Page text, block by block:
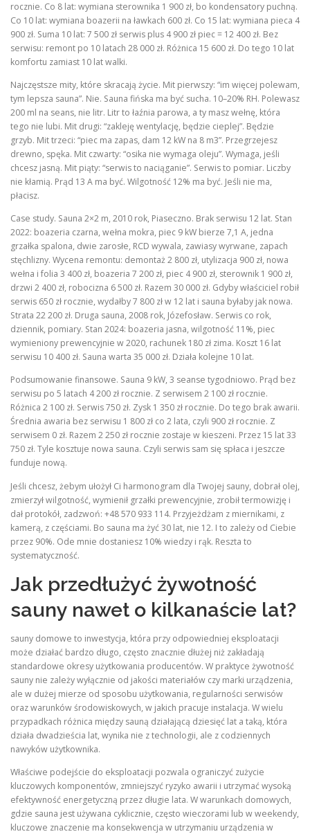
rocznie. Co 8 lat: wymiana sterownika 1 900 zł, bo kondensatory puchną.
Co 10 lat: wymiana boazerii na ławkach 600 zł. Co 15 lat: wymiana pieca 4
900 zł. Suma 10 lat: 7 500 zł serwis plus 4 900 zł piec = 12 400 zł. Bez
serwisu: remont po 10 latach 28 000 zł. Różnica 15 600 zł. Do tego 10 lat
komfortu zamiast 10 lat walki.
Najczęstsze mity, które skracają życie. Mit pierwszy: “im więcej polewam,
tym lepsza sauna”. Nie. Sauna fińska ma być sucha. 10–20% RH. Polewasz
200 ml na seans, nie litr. Litr to łaźnia parowa, a ty masz wełnę, która
tego nie lubi. Mit drugi: “zakleję wentylację, będzie cieplej”. Będzie
grzyb. Mit trzeci: “piec ma zapas, dam 12 kW na 8 m3”. Przegrzejesz
drewno, spęka. Mit czwarty: “osika nie wymaga oleju”. Wymaga, jeśli
chcesz jasną. Mit piąty: “serwis to naciąganie”. Serwis to pomiar. Liczby
nie kłamią. Prąd 13 A ma być. Wilgotność 12% ma być. Jeśli nie ma,
płacisz.
Case study. Sauna 2×2 m, 2010 rok, Piaseczno. Brak serwisu 12 lat. Stan
2022: boazeria czarna, wełna mokra, piec 9 kW bierze 7,1 A, jedna
grzałka spalona, dwie zarosłe, RCD wywala, zawiasy wyrwane, zapach
stęchlizny. Wycena remontu: demontaż 2 800 zł, utylizacja 900 zł, nowa
wełna i folia 3 400 zł, boazeria 7 200 zł, piec 4 900 zł, sterownik 1 900 zł,
drzwi 2 400 zł, robocizna 6 500 zł. Razem 30 000 zł. Gdyby właściciel robił
serwis 650 zł rocznie, wydałby 7 800 zł w 12 lat i sauna byłaby jak nowa.
Strata 22 200 zł. Druga sauna, 2008 rok, Józefosław. Serwis co rok,
dziennik, pomiary. Stan 2024: boazeria jasna, wilgotność 11%, piec
wymieniony prewencyjnie w 2020, rachunek 180 zł zima. Koszt 16 lat
serwisu 10 400 zł. Sauna warta 35 000 zł. Działa kolejne 10 lat.
Podsumowanie finansowe. Sauna 9 kW, 3 seanse tygodniowo. Prąd bez
serwisu po 5 latach 4 200 zł rocznie. Z serwisem 2 100 zł rocznie.
Różnica 2 100 zł. Serwis 750 zł. Zysk 1 350 zł rocznie. Do tego brak awarii.
Średnia awaria bez serwisu 1 800 zł co 2 lata, czyli 900 zł rocznie. Z
serwisem 0 zł. Razem 2 250 zł rocznie zostaje w kieszeni. Przez 15 lat 33
750 zł. Tyle kosztuje nowa sauna. Czyli serwis sam się spłaca i jeszcze
funduje nową.
Jeśli chcesz, żebym ułożył Ci harmonogram dla Twojej sauny, dobrał olej,
zmierzył wilgotność, wymienił grzałki prewencyjnie, zrobił termowizję i
dał protokół, zadzwoń: +48 570 933 114. Przyjeżdżam z miernikami, z
kamerą, z częściami. Bo sauna ma żyć 30 lat, nie 12. I to zależy od Ciebie
przez 90%. Ode mnie dostaniesz 10% wiedzy i rąk. Reszta to
systematyczność.
Jak przedłużyć żywotność
sauny nawet o kilkanaście lat?
sauny domowe to inwestycja, która przy odpowiedniej eksploatacji
może działać bardzo długo, często znacznie dłużej niż zakładają
standardowe okresy użytkowania producentów. W praktyce żywotność
sauny nie zależy wyłącznie od jakości materiałów czy marki urządzenia,
ale w dużej mierze od sposobu użytkowania, regularności serwisów
oraz warunków środowiskowych, w jakich pracuje instalacja. W wielu
przypadkach różnica między sauną działającą dziesięć lat a taką, która
działa dwadzieścia lat, wynika nie z technologii, ale z codziennych
nawyków użytkownika.
Właściwe podejście do eksploatacji pozwala ograniczyć zużycie
kluczowych komponentów, zmniejszyć ryzyko awarii i utrzymać wysoką
efektywność energetyczną przez długie lata. W warunkach domowych,
gdzie sauna jest używana cyklicznie, często wieczorami lub w weekendy,
kluczowe znaczenie ma konsekwencja w utrzymaniu urządzenia w